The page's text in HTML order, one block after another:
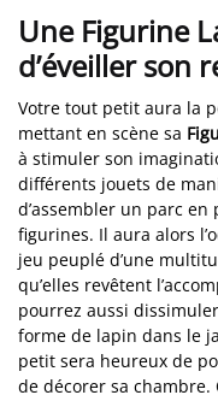
Une Figurine
d’éveiller son
Votre tout petit aura la
mettant en scène sa
à stimuler son
différents jouets de
d’assembler un parc en
figurines. Il aura alors
jeu peuplé d’une
qu’elles revêtent
pourrez aussi
forme de lapin dans le
petit sera heureux de
de décorer sa chambre.